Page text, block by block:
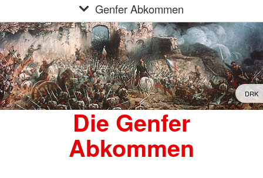
Genfer Abkommen
DRK
Die Genfer
Abkommen